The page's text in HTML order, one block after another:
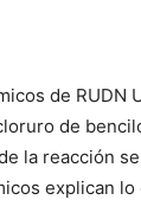
de
de
la reacción
explican